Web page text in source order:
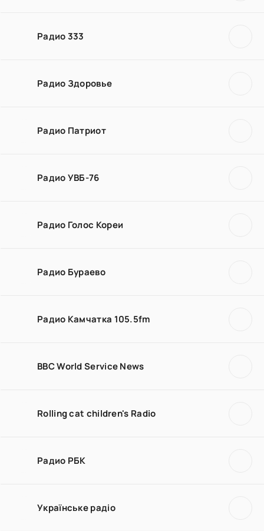
Радио 333
Радио Здоровье
Радио Патриот
Радио УВБ-76
Радио Голос Кореи
Радио Бураево
Радио Камчатка 105.5fm
BBC World Service News
Rolling cat children's Radio
Радио РБК
Українське радіо